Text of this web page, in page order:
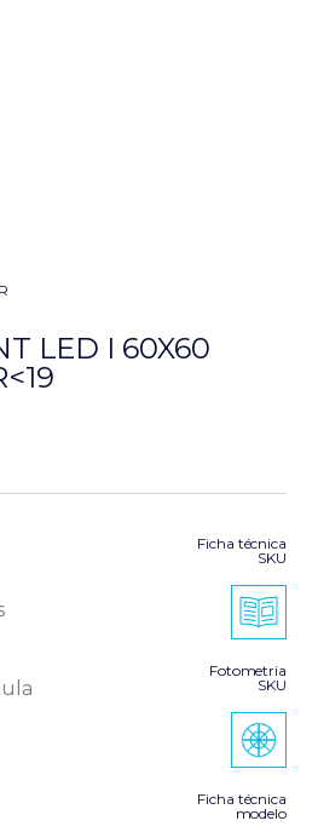
LED I 60X60
Ficha técnica
SKU
Fotometria
SKU
Ficha técnica
modelo